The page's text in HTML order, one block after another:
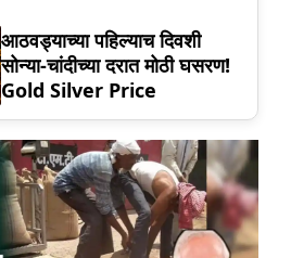
आठवड्याच्या पहिल्याच दिवशी
सोन्या-चांदीच्या दरात मोठी घसरण!
Gold Silver Price